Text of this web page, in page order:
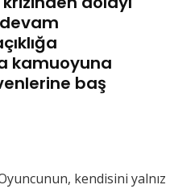
kamuoyuna
baş
kendisini yalnız